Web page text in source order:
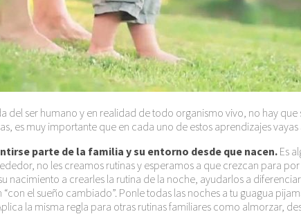
del ser humano y en realidad de todo organismo vivo, no hay
es muy importante que en cada uno de estos aprendizajes
parte de la familia y su entorno desde que nacen. Es
no les creamos rutinas y esperamos a que crezcan para
nacimiento a crearles la rutina de la noche, ayudarlos a
“con el sueño cambiado”. Ponle todas las noches a tu guagua
la misma regla para otras rutinas familiares como almorzar,